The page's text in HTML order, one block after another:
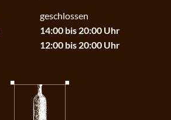
geschlossen
14:00 bis 20:00 Uhr
12:00 bis 20:00 Uhr